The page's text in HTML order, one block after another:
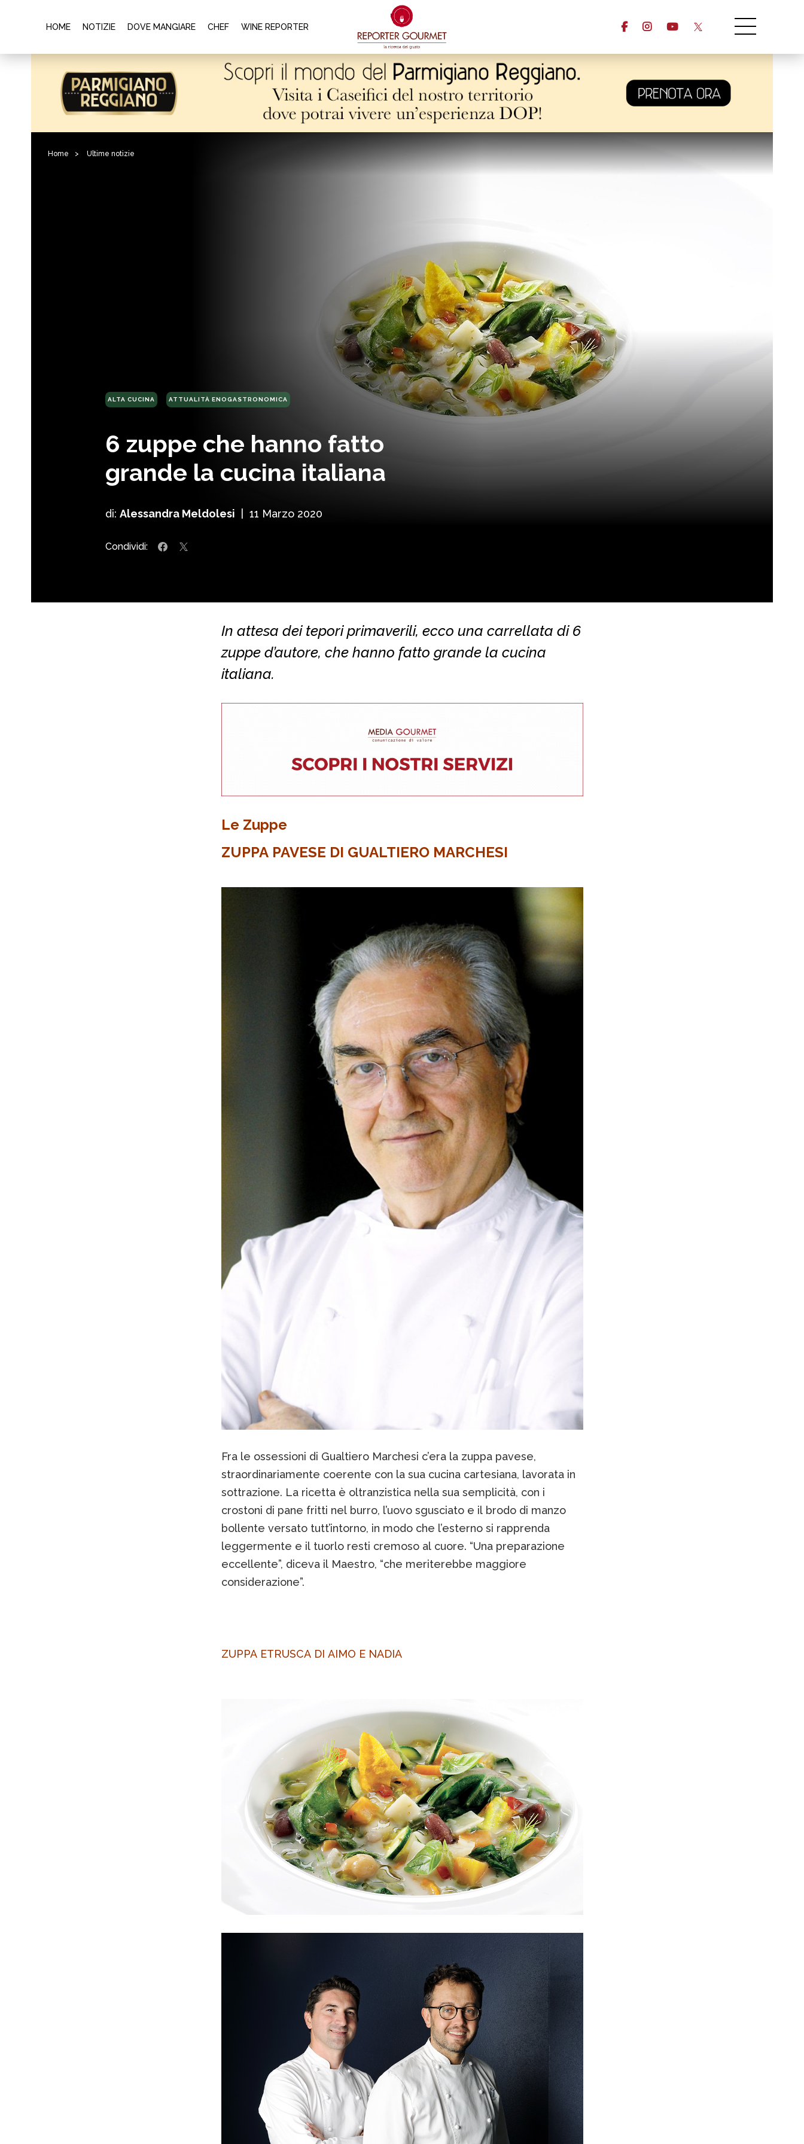
HOME NOTIZIE DOVE MANGIARE CHEF WINE REPORTER
Home > Ultime notizie
ALTA CUCINA ATTUALITÀ ENOGASTRONOMICA
6 zuppe che hanno fatto
grande la cucina italiana
di: Alessandra Meldolesi 11 Marzo 2020
Condividi:
In attesa dei tepori primaverili, ecco una carrellata di 6
zuppe d’autore, che hanno fatto grande la cucina
italiana.
Le Zuppe
ZUPPA PAVESE DI GUALTIERO MARCHESI
Fra le ossessioni di Gualtiero Marchesi c’era la zuppa pavese,
straordinariamente coerente con la sua cucina cartesiana, lavorata in
sottrazione. La ricetta è oltranzistica nella sua semplicità, con i
crostoni di pane fritti nel burro, l’uovo sgusciato e il brodo di manzo
bollente versato tutt’intorno, in modo che l’esterno si rapprenda
leggermente e il tuorlo resti cremoso al cuore. “Una preparazione
eccellente”, diceva il Maestro, “che meriterebbe maggiore
considerazione”.
ZUPPA ETRUSCA DI AIMO E NADIA